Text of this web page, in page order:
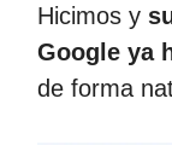
Hicimos y
Google ya
de forma